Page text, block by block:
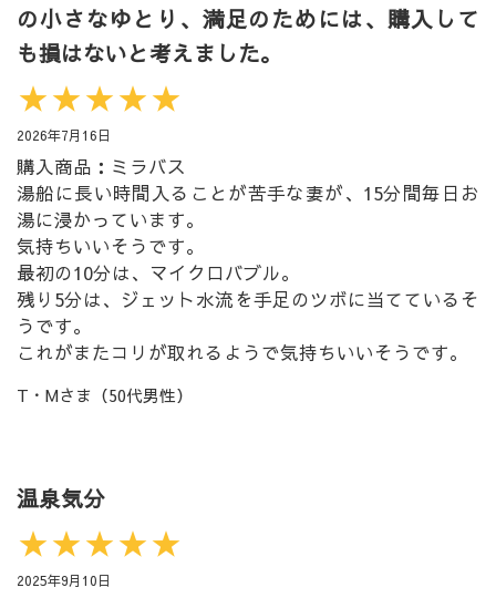
の小さなゆとり、満足のためには、購入して
も損はないと考えました。
★★★★★
2026年7月16日
購入商品：ミラバス
湯船に長い時間入ることが苦手な妻が、15分間毎日お
湯に浸かっています。
気持ちいいそうです。
最初の10分は、マイクロバブル。
残り5分は、ジェット水流を手足のツボに当てているそ
うです。
これがまたコリが取れるようで気持ちいいそうです。
T・Mさま（50代男性）
温泉気分
★★★★★
2025年9月10日